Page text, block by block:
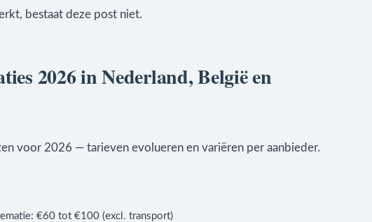
bestaat deze post niet.
2026 in Nederland, België en
voor 2026 — tarieven evolueren en variëren per aanbieder.
€60 tot €100 (excl. transport)